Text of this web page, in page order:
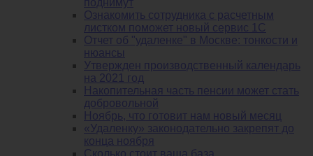
поднимут
Ознакомить сотрудника с расчетным
листком поможет новый сервис 1С
Отчет об "удаленке" в Москве: тонкости и
нюансы
Утвержден производственный календарь
на 2021 год
Накопительная часть пенсии может стать
добровольной
Ноябрь, что готовит нам новый месяц
«Удаленку» законодательно закрепят до
конца ноября
Сколько стоит ваша база